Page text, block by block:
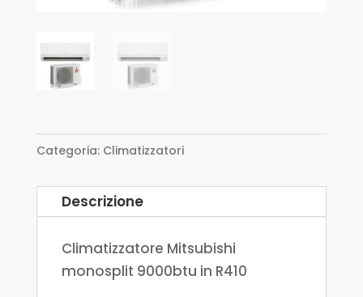
Categoria: Climatizzatori
Descrizione
Climatizzatore Mitsubishi
monosplit 9000btu in R410